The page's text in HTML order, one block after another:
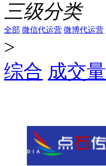
三级分类
全部 微信代运营 微博代运营
>
综合 成交量